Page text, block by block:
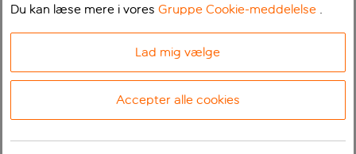
Du kan læse mere i voresGruppe Cookie-meddelelse .
Lad mig vælge
Accepter alle cookies